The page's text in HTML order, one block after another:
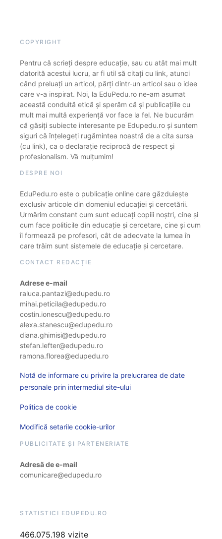
COPYRIGHT
Pentru că scrieți despre educație, sau cu atât mai mult
datorită acestui lucru, ar fi util să citați cu link, atunci
când preluați un articol, părți dintr-un articol sau o idee
care v-a inspirat. Noi, la EduPedu.ro ne-am asumat
această conduită etică și sperăm că și publicațiile cu
mult mai multă experiență vor face la fel. Ne bucurăm
că găsiți subiecte interesante pe Edupedu.ro și suntem
siguri că înțelegeți rugămintea noastră de a cita sursa
(cu link), ca o declarație reciprocă de respect și
profesionalism. Vă mulțumim!
DESPRE NOI
EduPedu.ro este o publicație online care găzduiește
exclusiv articole din domeniul educației și cercetării.
Urmărim constant cum sunt educați copiii noștri, cine și
cum face politicile din educație și cercetare, cine și cum
îi formează pe profesori, cât de adecvate la lumea în
care trăim sunt sistemele de educație și cercetare.
CONTACT REDACȚIE
Adrese e-mail
raluca.pantazi@edupedu.ro
mihai.peticila@edupedu.ro
costin.ionescu@edupedu.ro
alexa.stanescu@edupedu.ro
diana.ghimisi@edupedu.ro
stefan.lefter@edupedu.ro
ramona.florea@edupedu.ro
Notă de informare cu privire la prelucrarea de date
personale prin intermediul site-ului
Politica de cookie
Modifică setarile cookie-urilor
PUBLICITATE ȘI PARTENERIATE
Adresă de e-mail
comunicare@edupedu.ro
STATISTICI EDUPEDU.RO
466.075.198 vizite